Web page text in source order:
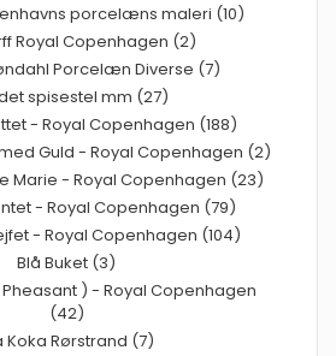
porcelæns maleri (10)
Royal Copenhagen (2)
Porcelæn Diverse (7)
spisestel mm (27)
- Royal Copenhagen (188)
Guld - Royal Copenhagen (2)
Marie - Royal Copenhagen (23)
- Royal Copenhagen (79)
- Royal Copenhagen (104)
Blå Buket (3)
Pheasant ) - Royal Copenhagen
(42)
Koka Rørstrand (7)